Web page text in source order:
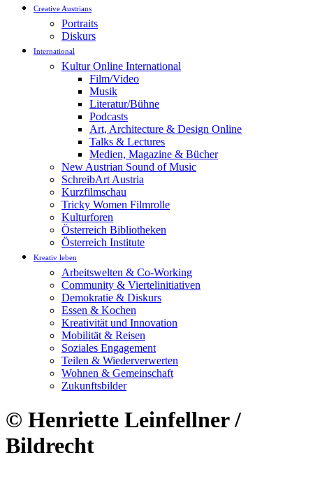
Creative Austrians
Portraits
Diskurs
International
Kultur Online International
Film/Video
Musik
Literatur/Bühne
Podcasts
Art, Architecture & Design Online
Talks & Lectures
Medien, Magazine & Bücher
New Austrian Sound of Music
SchreibArt Austria
Kurzfilmschau
Tricky Women Filmrolle
Kulturforen
Österreich Bibliotheken
Österreich Institute
Kreativ leben
Arbeitswelten & Co-Working
Community & Viertelinitiativen
Demokratie & Diskurs
Essen & Kochen
Kreativität und Innovation
Mobilität & Reisen
Soziales Engagement
Teilen & Wiederverwerten
Wohnen & Gemeinschaft
Zukunftsbilder
© Henriette Leinfellner /
Bildrecht